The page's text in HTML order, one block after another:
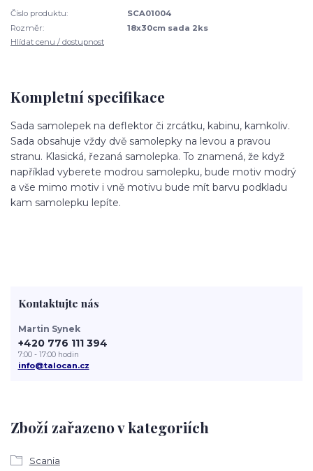
Číslo produktu:
SCA01004
Rozměr:
18x30cm sada 2ks
Hlídat cenu / dostupnost
Kompletní specifikace
Sada samolepek na deflektor či zrcátku, kabinu, kamkoliv.
Sada obsahuje vždy dvě samolepky na levou a pravou
stranu. Klasická, řezaná samolepka. To znamená, že když
například vyberete modrou samolepku, bude motiv modrý
a vše mimo motiv i vně motivu bude mít barvu podkladu
kam samolepku lepíte.
Zboží zařazeno v kategoriích
Scania
Kontaktujte nás
Martin Synek
+420 776 111 394
7:00 - 17:00 hodin
info@talocan.cz